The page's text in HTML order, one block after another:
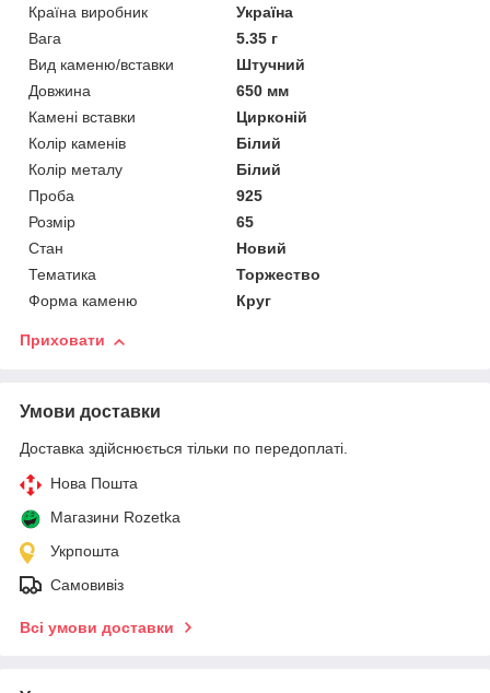
Країна виробник
Україна
Вага
5.35 г
Вид каменю/вставки
Штучний
Довжина
650 мм
Камені вставки
Цирконій
Колір каменів
Білий
Колір металу
Білий
Проба
925
Розмір
65
Стан
Новий
Тематика
Торжество
Форма каменю
Круг
Приховати
Умови доставки
Доставка здійснюється тільки по передоплаті.
Нова Пошта
Магазини Rozetka
Укрпошта
Самовивіз
Всі умови доставки